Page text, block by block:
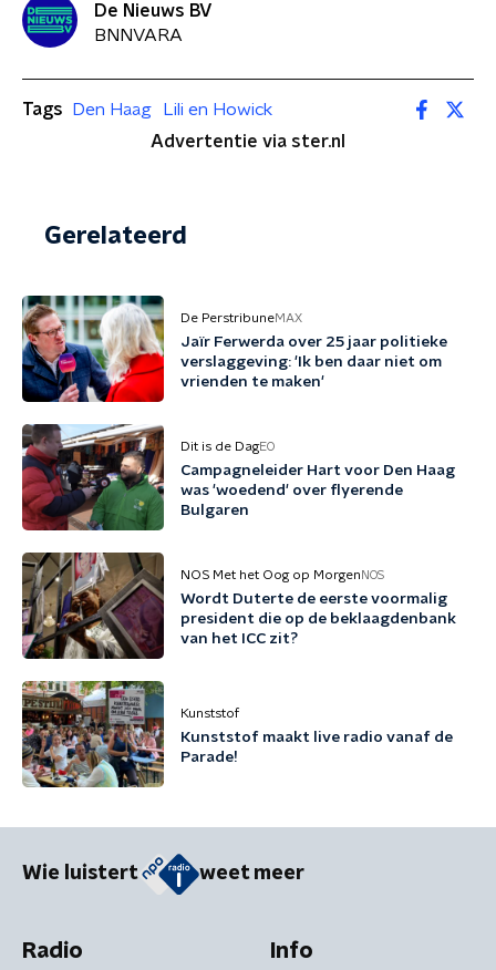
De Nieuws BV
BNNVARA
Tags Den Haag
Lili en Howick
Advertentie via ster.nl
Gerelateerd
De PerstribuneMAX
Jaïr Ferwerda over 25 jaar politieke
verslaggeving: 'Ik ben daar niet om
vrienden te maken'
Dit is de DagEO
Campagneleider Hart voor Den Haag
was 'woedend' over flyerende
Bulgaren
NOS Met het Oog op Morgen NOS
Wordt Duterte de eerste voormalig
president die op de beklaagdenbank
van het ICC zit?
Kunststof
Kunststof maakt live radio vanaf de
Parade!
Wie luistert weet meer
Radio Info